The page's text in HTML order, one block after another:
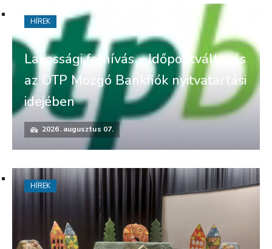
Lakossági felhívás – Időpontváltozás
az OTP Mozgó Bankfiók nyitvatartási
idejében
2026. augusztus 07.
HÍREK
HÍREK